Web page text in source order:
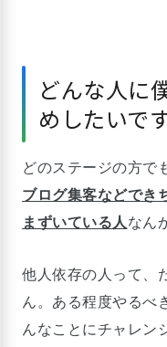
どんな人に
めしたいで
どのステージの方で
ブログ集客などでき
まずいている人 なん
他人依存の人って、
ん。ある程度やるべ
んなことにチャレン